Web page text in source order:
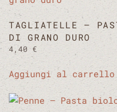
TAGLIATELLE –
DI GRANO DURO
4,40€
Aggiungi al carrello